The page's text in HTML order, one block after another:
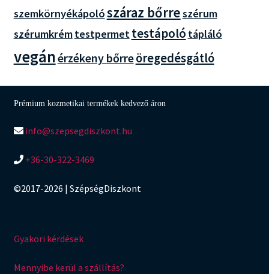
szemkörnyékápolószáraz bőrreszérum
szérumkrémtestpermettestápoló tápláló
vegánérzékeny bőrreöregedésgátló
Prémium kozmetikai termékek kedvező áron
info@szepsegdiszkont.hu
+36-30-322-3469
©2017-2026 | SzépségDiszkont
Gyakori kérdések
Mennyibe kerül a szállítás?